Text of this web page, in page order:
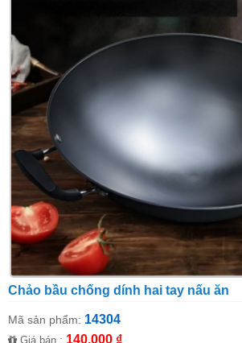
Chảo bầu chống dính hai tay nấu ăn
Mã sản phẩm: 14304
Giá bán : 140,000 ₫